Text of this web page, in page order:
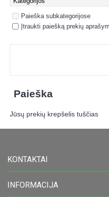
Paieška subkategorijose
Įtraukti paiešką prekių
Paieška
Jūsų prekių krepšelis tuščias
KONTAKTAI
INFORMACIJA